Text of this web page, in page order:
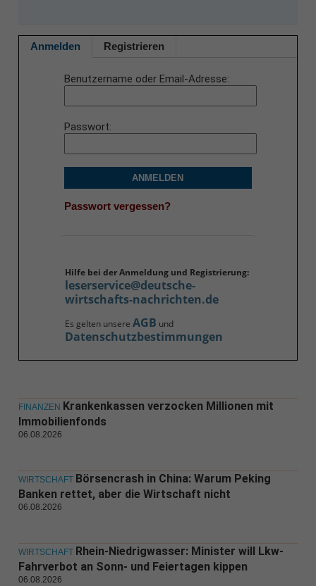
Anmelden Registrieren
Benutzername oder Email-Adresse
Passwort
ANMELDEN
Passwort vergessen?
Hilfe bei der Anmeldung und Registrierung:
leserservice@deutsche-
wirtschafts-nachrichten.de
Es gelten unsere AGB und
Datenschutzbestimmungen
FINANZEN Krankenkassen verzocken Millionen mit
Immobilienfonds
06.08.2026
WIRTSCHAFT Börsencrash in China: Warum Peking
Banken rettet, aber die Wirtschaft nicht
06.08.2026
WIRTSCHAFT Rhein-Niedrigwasser: Minister will Lkw-
Fahrverbot an Sonn- und Feiertagen kippen
06.08.2026